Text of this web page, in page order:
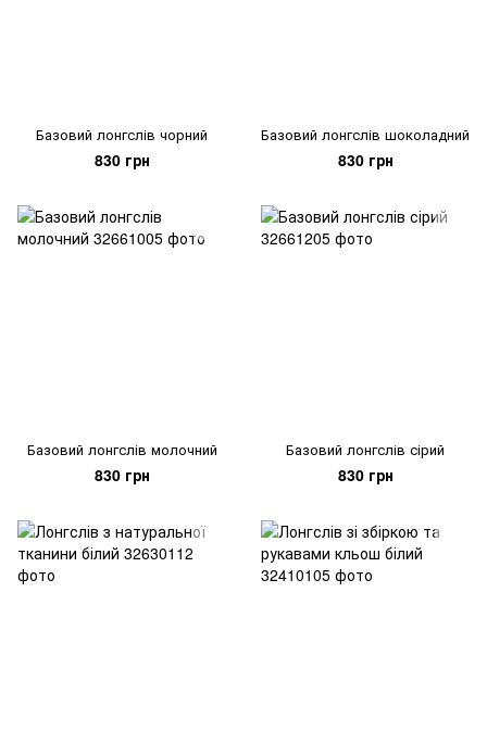
Базовий лонгслів чорний
830 грн
Базовий лонгслів шоколадний
830 грн
Базовий лонгслів молочний
830 грн
Базовий лонгслів сірий
830 грн